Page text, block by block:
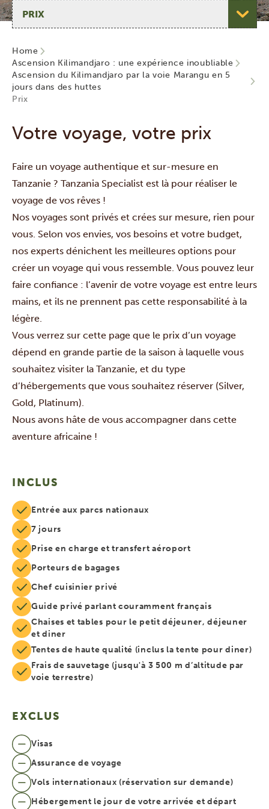
Choisir une page
Home
Ascension Kilimandjaro : une expérience inoubliable
Ascension du Kilimandjaro par la voie Marangu en 5
jours dans des huttes
Prix
Votre voyage, votre prix
Faire un voyage authentique et sur-mesure en
Tanzanie ? Tanzania Specialist est là pour réaliser le
voyage de vos rêves !
Nos voyages sont privés et crées sur mesure, rien pour
vous. Selon vos envies, vos besoins et votre budget,
nos experts dénichent les meilleures options pour
créer un voyage qui vous ressemble. Vous pouvez leur
faire confiance : l’avenir de votre voyage est entre leurs
mains, et ils ne prennent pas cette responsabilité à la
légère.
Vous verrez sur cette page que le prix d’un voyage
dépend en grande partie de la saison à laquelle vous
souhaitez visiter la Tanzanie, et du type
d’hébergements que vous souhaitez réserver (Silver,
Gold, Platinum).
Nous avons hâte de vous accompagner dans cette
aventure africaine !
INCLUS
Entrée aux parcs nationaux
7 jours
Prise en charge et transfert aéroport
Porteurs de bagages
Chef cuisinier privé
Guide privé parlant couramment français
Chaises et tables pour le petit déjeuner, déjeuner
et diner
Tentes de haute qualité (inclus la tente pour diner)
Frais de sauvetage (jusqu'à 3 500 m d’altitude par
voie terrestre)
EXCLUS
Visas
Assurance de voyage
Vols internationaux (réservation sur demande)
Hébergement le jour de votre arrivée et départ